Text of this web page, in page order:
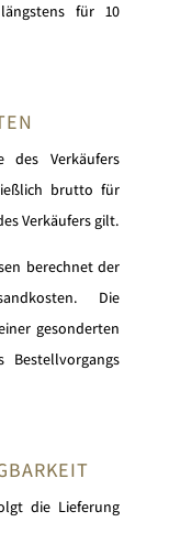
für 10
Verkäufers
brutto für
Verkäufers gilt.
berechnet der
Die
gesonderten
die Lieferung